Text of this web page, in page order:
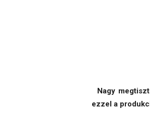
Nagy
ezzel a